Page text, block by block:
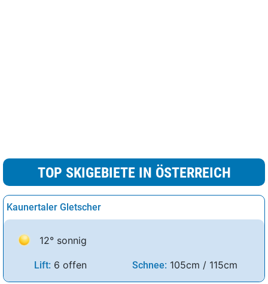
TOP SKIGEBIETE IN ÖSTERREICH
Kaunertaler Gletscher
12° sonnig
Lift: 6 offen Schnee: 105cm / 115cm